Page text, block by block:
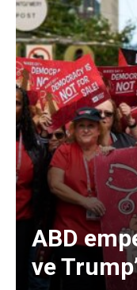
ABD
ve